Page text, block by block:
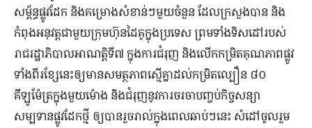
សម្ព័ន្ធ​ផ្លូវដែក និង​គម្រោង​សំខាន់​ៗ​មួយ​ចំនួន ដែល​ក្រសួង​បាន និង​
កំពុង​អនុវត្ត​ជាមួយ​ក្រុមហ៊ុន​ដៃគូ​ក្នុង​ប្រទេស ព្រម​ទាំង​ទិសដៅ​របស់​
រាជរដ្ឋាភិបាល​អាណត្តិ​ទី​៧ ក្នុង​ការ​ជំរុញ និង​លើក​កម្រិត​គុណភាព​ផ្លូវ​
ទាំងពីរ​ខ្សែ​នេះ​ឲ្យ​មាន​សមត្ថភាព​ស្មើ​គ្នា​ដល់​កម្រិត​ល្បឿន ៨០
គីឡូម៉ែត្រ​ក្នុង​មួយ​ម៉ោង និង​ជំរុញ​នូវ​ការ​ចរចា​បញ្ចប់​កិច្ចសន្យា​
សម្បទាន​ផ្លូវដែក​ថ្មី ឲ្យ​បាន​រួចរាល់​ក្នុង​ពេល​ឆាប់​ៗ​នេះ សំដៅ​ចូលរួម​